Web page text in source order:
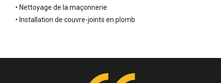
• Nettoyage de la maçonnerie
• Installation de couvre-joints en plomb